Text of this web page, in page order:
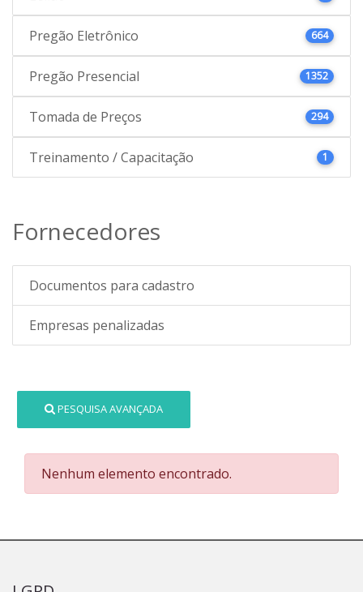
Pregão Eletrônico 664
Pregão Presencial 1352
Tomada de Preços 294
Treinamento / Capacitação 1
Fornecedores
Documentos para cadastro
Empresas penalizadas
PESQUISA AVANÇADA
Nenhum elemento encontrado.